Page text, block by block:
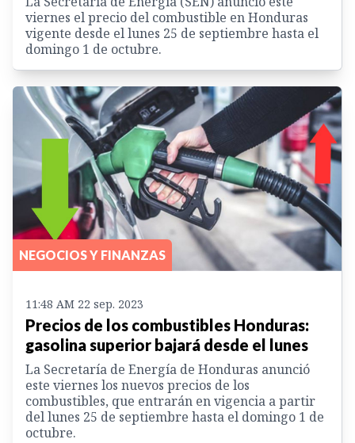
viernes el precio del combustible en Honduras
vigente desde el lunes 25 de septiembre hasta el
domingo 1 de octubre.
NEGOCIOS Y FINANZAS
11:48 AM 22 sep. 2023
Precios de los combustibles Honduras:
gasolina superior bajará desde el lunes
La Secretaría de Energía de Honduras anunció
este viernes los nuevos precios de los
combustibles, que entrarán en vigencia a partir
del lunes 25 de septiembre hasta el domingo 1 de
octubre.